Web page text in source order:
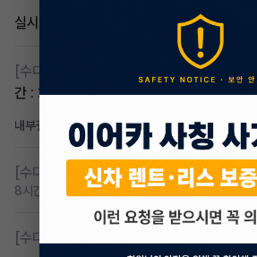
실시간 인기글
[수다방]
스포티지하이브리드 승계합니다(
간 : 26개월)
내부결재 2시간 전조회 811댓글 1
[수다방] 저신용 무심사 or 신차 렌트 찾으
8시간 전 조회 419 댓글 2
[수다방]